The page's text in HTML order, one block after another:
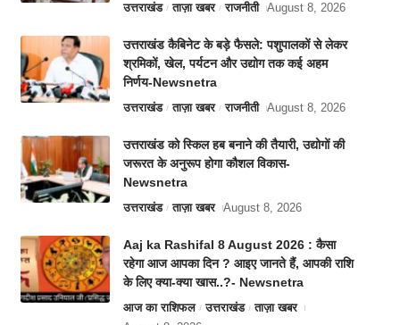
उत्तराखंड ताज़ा खबर राजनीती August 8, 2026
उत्तराखंड कैबिनेट के बड़े फैसले: पशुपालकों से लेकर
श्रमिकों, खेल, पर्यटन और उद्योग तक कई अहम
निर्णय-Newsnetra
उत्तराखंड ताज़ा खबर राजनीती August 8, 2026
उत्तराखंड को स्किल हब बनाने की तैयारी, उद्योगों की
जरूरत के अनुरूप होगा कौशल विकास-
Newsnetra
उत्तराखंड ताज़ा खबर August 8, 2026
Aaj ka Rashifal 8 August 2026 : कैसा
रहेगा आज आपका दिन ? आइए जानते हैं, आपकी राशि
के लिए क्या-क्या खास..?- Newsnetra
आज का राशिफल उत्तराखंड
ताज़ा खबर